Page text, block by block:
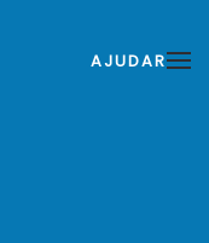
AJUDAR